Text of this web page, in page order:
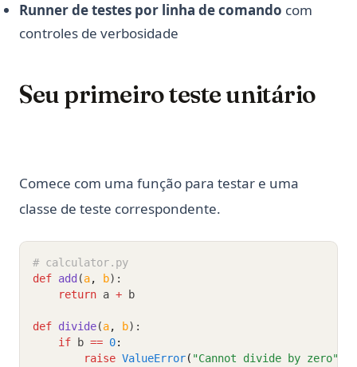
Runner de testes por linha de comando com
controles de verbosidade
Seu primeiro teste unitário
Comece com uma função para testar e uma
classe de teste correspondente.
# calculator.py
def add (a, b):
return a + b
def divide(a, b):
if b == 0:
raise ValueError( "Cannot divide by zero"